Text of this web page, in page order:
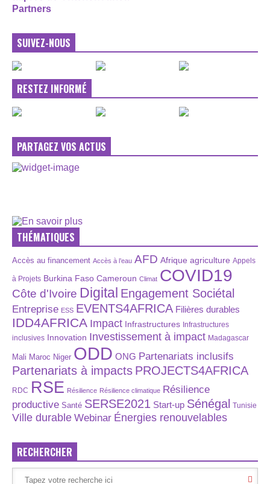
Partners
SUIVEZ-NOUS
RESTEZ INFORMÉ
PARTAGEZ VOS ACTUS
THÉMATIQUES
Accès au financement Accès à l’eau AFD Afrique agriculture Appels
à Projets Burkina Faso Cameroun Climat COVID19
Côte d'Ivoire Digital Engagement Sociétal
Entreprise ESS EVENTS4AFRICA Filières durables
IDD4AFRICA Impact Infrastructures Infrastructures
inclusives Innovation Investissement à impact Madagascar
Mali Maroc Niger ODD ONG Partenariats inclusifs
Partenariats à impacts PROJECTS4AFRICA
RDC RSE Résilience Résilience climatique Résilience
productive Santé SERSE2021 Start-up Sénégal Tunisie
Ville durable Webinar Énergies renouvelables
RECHERCHER